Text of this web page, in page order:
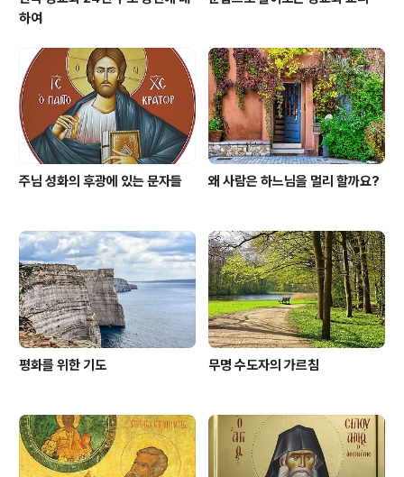
하여
주님 성화의 후광에 있는 문자들 왜 사람은 하느님을 멀리 할까요?
평화를 위한 기도 무명 수도자의 가르침